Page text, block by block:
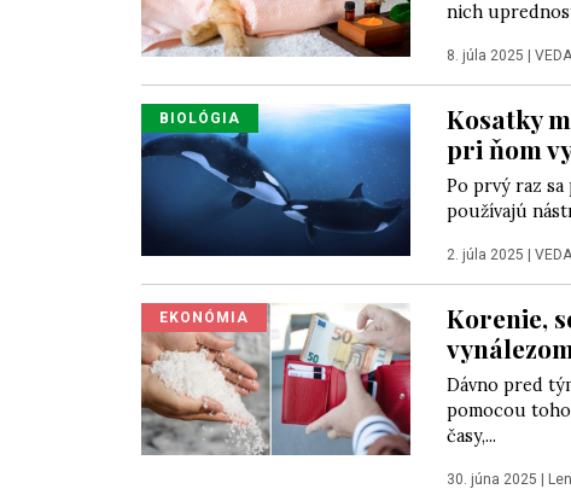
nich
8. júla 2025
BIOLÓGIA
Kosatky
pri ňom
Po prvý raz
používajú
2. júla 2025
EKONÓMIA
Korenie,
Dávno pred
pomocou
časy,...
30. júna 2025